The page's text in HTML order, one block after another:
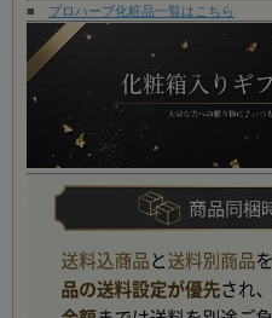
■ プロハーブ化粧品一覧はこちら